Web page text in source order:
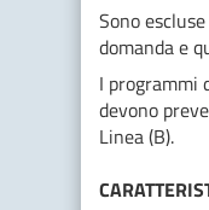
Sono
domanda e
I programmi
devono
Linea (B).